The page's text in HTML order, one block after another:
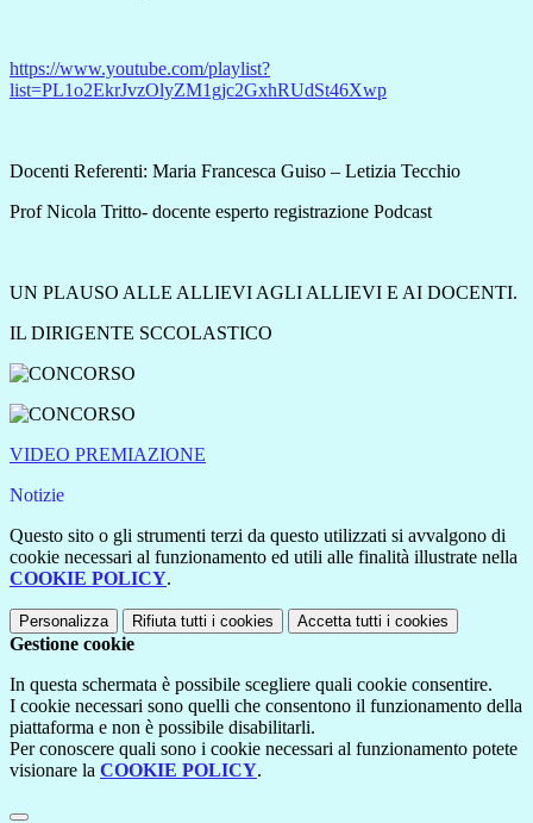
https://www.youtube.com/playlist?
list=PL1o2EkrJvzOlyZM1gjc2GxhRUdSt46Xwp
Docenti Referenti: Maria Francesca Guiso – Letizia Tecchio
Prof Nicola Tritto- docente esperto registrazione Podcast
UN PLAUSO ALLE ALLIEVI AGLI ALLIEVI E AI DOCENTI.
IL DIRIGENTE SCCOLASTICO
VIDEO PREMIAZIONE
Notizie
Questo sito o gli strumenti terzi da questo utilizzati si avvalgono di
cookie necessari al funzionamento ed utili alle finalità illustrate nella
COOKIE POLICY.
Personalizza Rifiuta tutti i cookies Accetta tutti i cookies
Gestione cookie
In questa schermata è possibile scegliere quali cookie consentire.
I cookie necessari sono quelli che consentono il funzionamento della
piattaforma e non è possibile disabilitarli.
Per conoscere quali sono i cookie necessari al funzionamento potete
visionare la COOKIE POLICY.